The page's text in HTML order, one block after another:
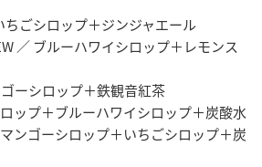
ごシロップ＋ジンジャエール
／ ブルーハワイシロップ＋レモンス
ーシロップ＋鉄観音紅茶
ップ＋ブルーハワイシロップ＋炭酸水
ンゴーシロップ＋いちごシロップ＋炭